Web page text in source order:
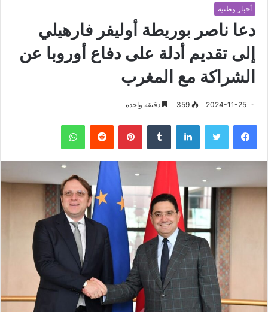
أخبار وطنية
دعا ناصر بوريطة أوليفر فارهيلي
إلى تقديم أدلة على دفاع أوروبا عن
الشراكة مع المغرب
2024-11-25
359 دقيقة واحدة
فيسبوك لينكدإن بينتيريست